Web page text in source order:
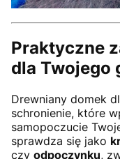
Praktyczne
dla Twojego
Drewniany domek
schronienie, które
samopoczucie
sprawdza się jako
czy odpoczynku,